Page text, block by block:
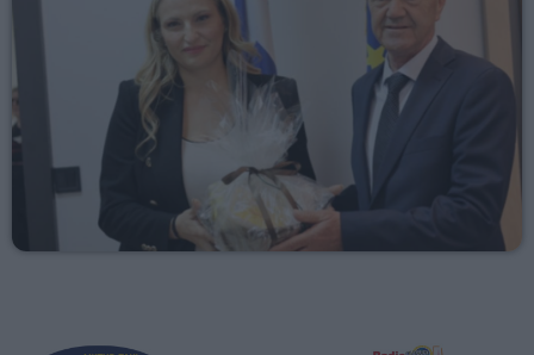
17:00 - 00:00